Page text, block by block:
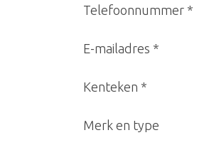
Telefoonnummer *
E-mailadres *
Kenteken *
Merk en type